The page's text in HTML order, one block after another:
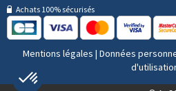
Achats 100% sécurisés
Mentions légales | Données